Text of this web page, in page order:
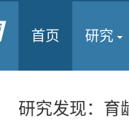
首页 研究
研究发现：育